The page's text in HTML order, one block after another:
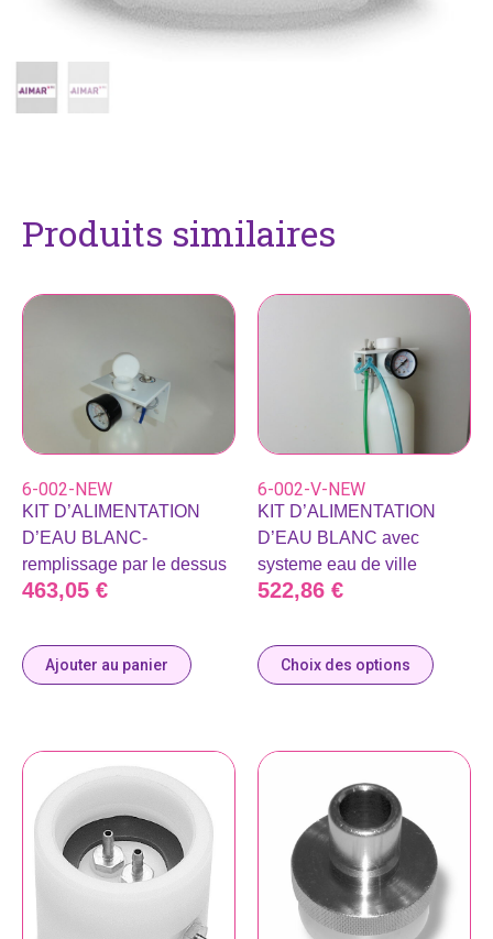
Produits similaires
6-002-NEW
KIT D’ALIMENTATION
D’EAU BLANC-
remplissage par le dessus
463,05 €
Ajouter au panier
6-002-V-NEW
KIT D’ALIMENTATION
D’EAU BLANC avec
systeme eau de ville
522,86 €
Choix des options